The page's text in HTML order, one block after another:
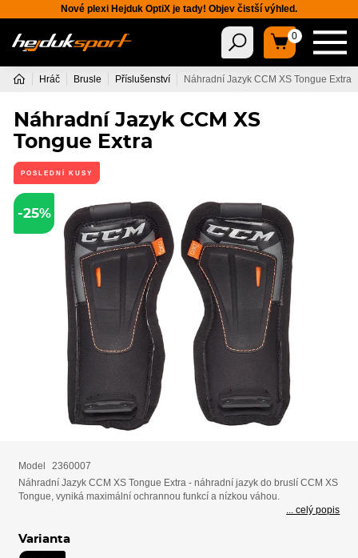
Nové plexi Hejduk OptiX je tady! Objev čistší výhled.
0
Hráč Brusle Příslušenství Náhradní Jazyk CCM XS Tongue Extra
Náhradní Jazyk CCM XS
Tongue Extra
POSLEDNÍ KUSY
-25%
Model
2360007
Náhradní Jazyk CCM XS Tongue Extra - náhradní jazyk do bruslí CCM XS
Tongue, vyniká maximální ochrannou funkcí a nízkou váhou.
... celý popis
Varianta